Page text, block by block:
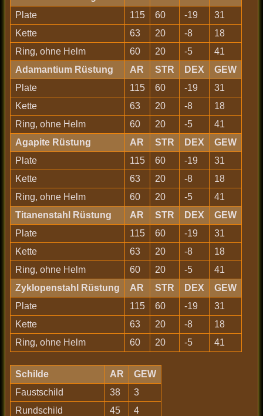
Plate
115 60 -19
31
Kette
63 20 -8
18
Ring, ohne Helm
60 20 -5
41
Adamantium Rüstung
AR STR DEX
GEW
Plate
115 60 -19
31
Kette
63 20 -8
18
Ring, ohne Helm
60 20 -5
41
Agapite Rüstung
AR STR DEX
GEW
Plate
115 60 -19
31
Kette
63 20 -8
18
Ring, ohne Helm
60 20 -5
41
Titanenstahl Rüstung
AR STR DEX
GEW
Plate
115 60 -19
31
Kette
63 20 -8
18
Ring, ohne Helm
60 20 -5
41
Zyklopenstahl Rüstung
AR STR DEX
GEW
Plate
115 60 -19
31
Kette
63 20 -8
18
Ring, ohne Helm
60 20 -5 41
Schilde AR
GEW
Faustschild
38
3
Rundschild
45
4